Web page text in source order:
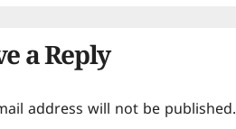
a Reply
address will not be published.